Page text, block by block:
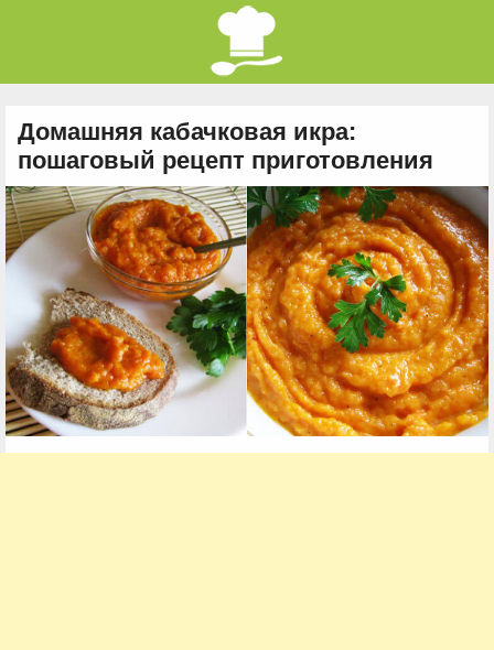
Домашняя кабачковая икра:
пошаговый рецепт приготовления